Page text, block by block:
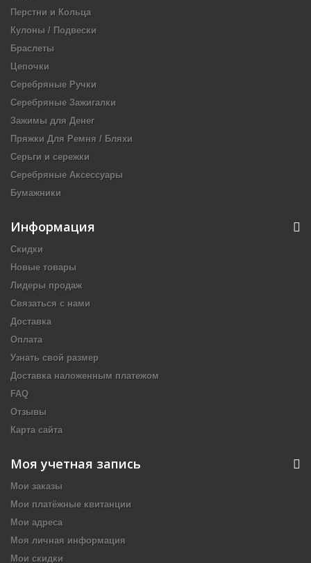
Перстни и Кольца
Кулоны / Подвески
Браслеты
Цепочки
Серебряные Ручки
Серебряные Зажигалки
Зажимы для Денег
Пряжки Для Ремня / Бляхи
Серьги и сережки
Серебряные Аксессуары
Бумажники
Информация
Скидки
Новые товары
Лидеры продаж
Связаться с нами
Доставка
Оплата
Узнать свой размер
Доставка наложенным платежом
FAQ
Отзывы
Карта сайта
Моя учетная запись
Мои заказы
Мои платёжные квитанции
Мои адреса
Моя личная информация
Мои скидки